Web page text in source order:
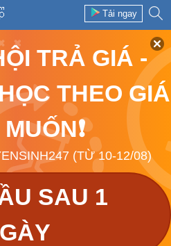
Tải ngay
TRẢ GIÁ -
THEO GIÁ
(TỪ 10-12/08)
SAU 1